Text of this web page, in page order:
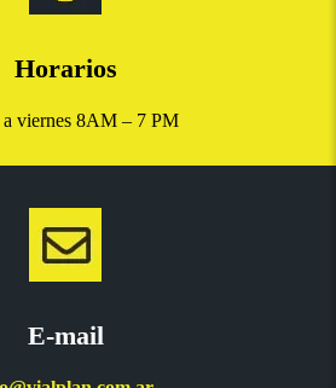
Horarios
a viernes 8AM – 7 PM
E-mail